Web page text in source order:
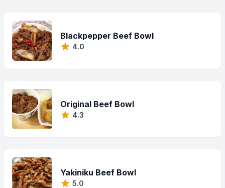
Blackpepper Beef Bowl
4.0
Original Beef Bowl
4.3
Yakiniku Beef Bowl
5.0